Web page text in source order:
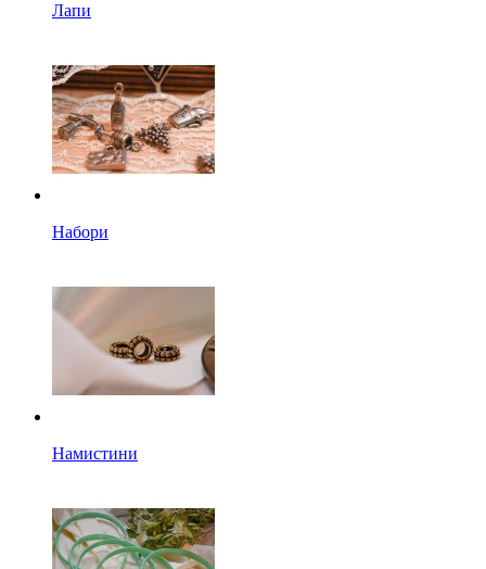
Лапи
Набори
Намистини